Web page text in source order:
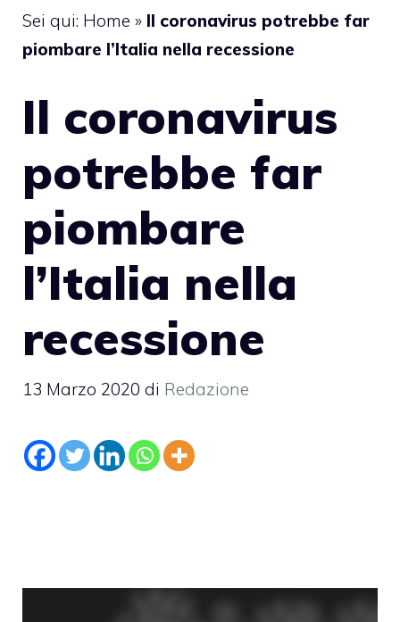
Sei qui: Home » Il coronavirus potrebbe far
piombare l’Italia nella recessione
Il coronavirus
potrebbe far
piombare
l’Italia nella
recessione
13 Marzo 2020 di Redazione